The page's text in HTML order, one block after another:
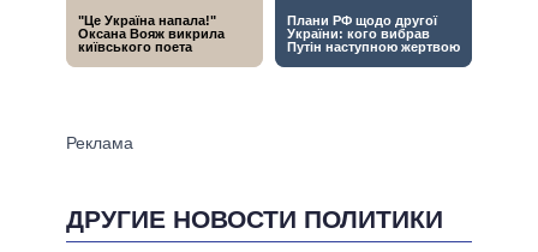
ДРУГИЕ НОВОСТИ ПОЛИТИКИ